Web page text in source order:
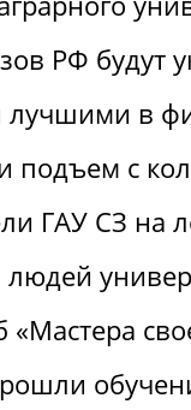
РФ будут
лучшими в
подъем с
ГАУ СЗ